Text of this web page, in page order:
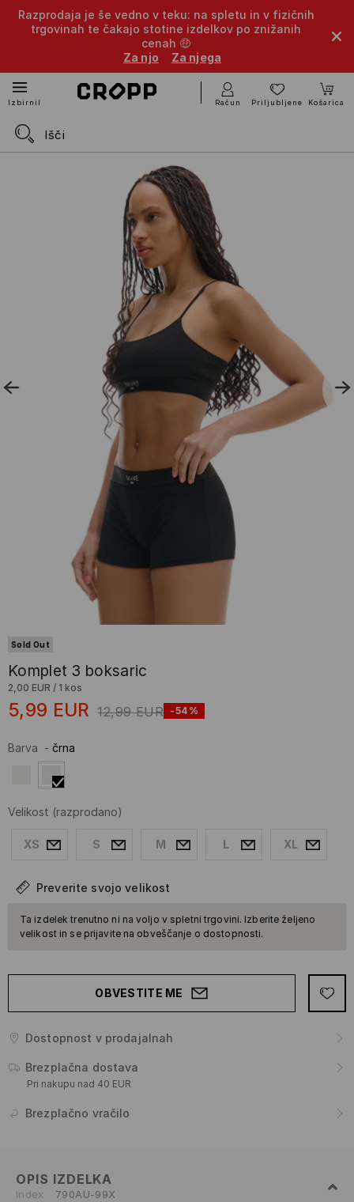
Razprodaja je še vedno v teku: na spletu in v fizičnih
trgovinah te čakajo stotine izdelkov po znižanih
cenah 🤑
Za njo
Za njega
Izbirnik Račun Priljubljene Košarica
Sold Out
Komplet 3 boksaric
2,00 EUR / 1 kos
5,99 EUR 12,99 EUR -54%
Barva - črna
Velikost (razprodano)
XS S M L XL
Preverite svojo velikost
Ta izdelek trenutno ni na voljo v spletni trgovini. Izberite željeno
velikost in se prijavite na obveščanje o dostopnosti.
OBVESTITE ME
Dostopnost v prodajalnah
Brezplačna dostava
Pri nakupu nad 40 EUR
Brezplačno vračilo
OPIS IZDELKA
Index 790AU-99X